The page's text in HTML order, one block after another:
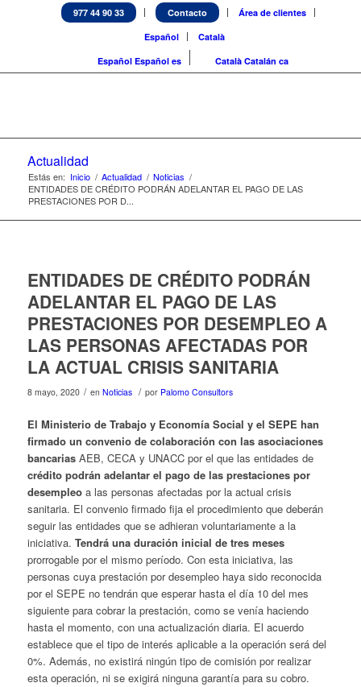
977 44 90 33 Contacto
Área de clientes
Español
Català
Español Español es Català Catalán ca
Actualidad
Estás en: Inicio / Actualidad / Noticias /
ENTIDADES DE CRÉDITO PODRÁN ADELANTAR EL PAGO DE LAS
PRESTACIONES POR D...
ENTIDADES DE CRÉDITO PODRÁN
ADELANTAR EL PAGO DE LAS
PRESTACIONES POR DESEMPLEO A
LAS PERSONAS AFECTADAS POR
LA ACTUAL CRISIS SANITARIA
8 mayo, 2020 / en Noticias / por Palomo Consultors
El Ministerio de Trabajo y Economía Social y el SEPE han
firmado un convenio de colaboración con las asociaciones
bancarias AEB, CECA y UNACC por el que las entidades de
crédito podrán adelantar el pago de las prestaciones por
desempleoa las personas afectadas por la actual crisis
sanitaria. El convenio firmado fija el procedimiento que deberán
seguir las entidades que se adhieran voluntariamente a la
iniciativa. Tendrá una duración inicial de tres meses
prorrogable por el mismo período. Con esta iniciativa, las
personas cuya prestación por desempleo haya sido reconocida
por el SEPE no tendrán que esperar hasta el día 10 del mes
siguiente para cobrar la prestación, como se venía haciendo
hasta el momento, con una actualización diaria. El acuerdo
establece que el tipo de interés aplicable a la operación será del
0%. Además, no existirá ningún tipo de comisión por realizar
esta operación, ni se exigirá ninguna garantía para su cobro.